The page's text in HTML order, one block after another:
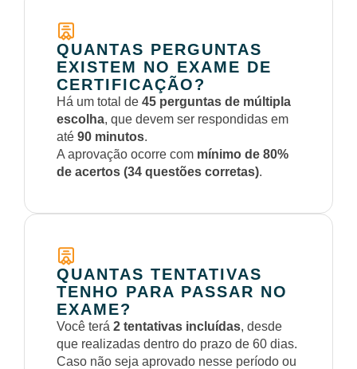
QUANTAS PERGUNTAS
EXISTEM NO EXAME DE
CERTIFICAÇÃO?
Há um total de 45 perguntas de múltipla
escolha, que devem ser respondidas em
até 90 minutos.
A aprovação ocorre com mínimo de 80%
de acertos (34 questões corretas).
QUANTAS TENTATIVAS
TENHO PARA PASSAR NO
EXAME?
Você terá 2 tentativas incluídas, desde
que realizadas dentro do prazo de 60 dias.
Caso não seja aprovado nesse período ou